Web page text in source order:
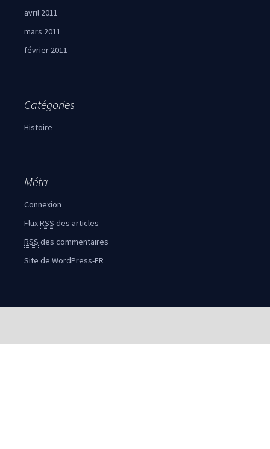
avril 2011
mars 2011
février 2011
Catégories
Histoire
Méta
Connexion
FluxRSS des articles
RSS des commentaires
Site de WordPress-FR